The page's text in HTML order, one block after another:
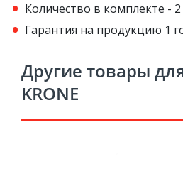
Количество в комплекте -
Гарантия на продукцию 1
Другие товары
KRONE